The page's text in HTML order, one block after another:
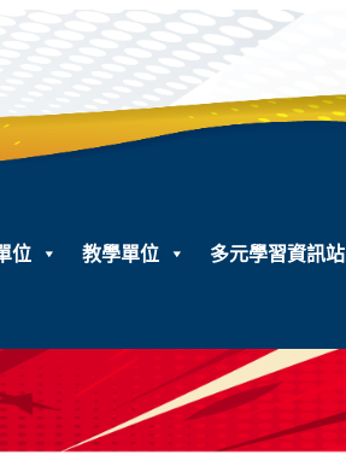
位 教學單位 多元學習資訊站